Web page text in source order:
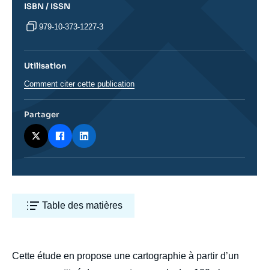
Table des matières
body
Cette étude en propose une cartographie à partir d’un
ISBN / ISSN
979-10-373-1227-3
Utilisation
Comment citer cette publication
Partager